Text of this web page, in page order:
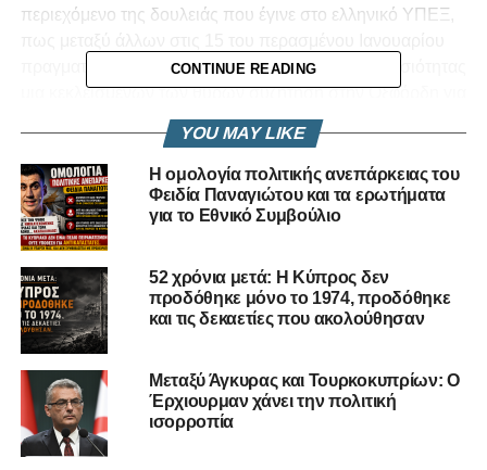
περιεχόμενο της δουλειάς που έγινε στο ελληνικό ΥΠΕΞ,
πραγματοποιήθηκε μακριά από τα φώτα της δημοσιότητας
μια κεκλεισμένων των θυρών συζήτηση στην Οξφόρδη για
το θέμα της ασφάλειας στην Κύπρο. Η συζήτηση έγινε με
πρωτοβουλία του ελληνικού Υπουργείου Εξωτερικών και
σε αυτή συμμετείχαν τεχνοκράτες από την Ελλάδα όπως
και από άλλες χώρες (με την επιστημονική τους ιδιότητα).
Στόχος η τεκμηρίωση της θέσης για κατάργηση των
εγγυήσεων. Αυτή η τεκμηρίωση παρουσιάζεται στο
έγγραφο Κοτζιά. Δεν είμαστε σε θέση να γνωρίζουμε εάν
τόσα χρόνια έγινε κάτι ανάλογο από τις εκάστοτε
κυβερνήσεις στη Λευκωσία, πλην κάποιων
γνωματεύσεων επί ειδικών ζητημάτων. Από την αρχή που
διατυπώθηκε η ξεκάθαρη θέση της Ελλάδος, από τότε
που άρχισαν οι διάφορες πρωτοβουλίες να
αναπτύσσονται, αλλά κυρίως μετά τη δημοσιοποίηση του
εγγράφου Κοτζιά, άρχισαν μουρμουρητά. Δυστυχώς
CONTINUE READING
YOU MAY LIKE
Η ομολογία πολιτικής ανεπάρκειας του
Φειδία Παναγιώτου και τα ερωτήματα
για το Εθνικό Συμβούλιο
52 χρόνια μετά: Η Κύπρος δεν
προδόθηκε μόνο το 1974, προδόθηκε
και τις δεκαετίες που ακολούθησαν
Μεταξύ Άγκυρας και Τουρκοκυπρίων: Ο
Έρχιουρμαν χάνει την πολιτική
ισορροπία